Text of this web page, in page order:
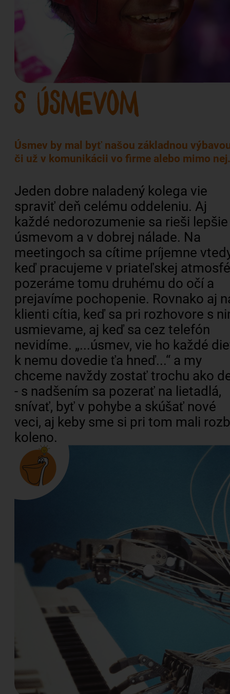
Úsmev by mal byť našou základnou
či už v komunikácii vo firme alebo mimo nej.
Jeden dobre naladený kolega vie
spraviť deň celému oddeleniu. Aj
každé nedorozumenie sa rieši
úsmevom a v dobrej nálade. Na
meetingoch sa cítime príjemne
keď pracujeme v priateľskej
pozeráme tomu druhému do očí a
prejavíme pochopenie. Rovnako aj
klienti cítia, keď sa pri rozhovore s
usmievame, aj keď sa cez telefón
nevidíme. „...úsmev, vie ho každé
k nemu dovedie ťa hneď...“ a my
chceme navždy zostať trochu ako
- s nadšením sa pozerať na lietadlá,
snívať, byť v pohybe a skúšať nové
veci, aj keby sme si pri tom mali
koleno.